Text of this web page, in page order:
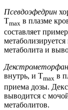
Псевдоэфедрин
Tmax в плазме
составляет
метаболита и
Декстрометорфан
внутрь, и Tmax в
приема дозы.
выводится с
метаболитов.